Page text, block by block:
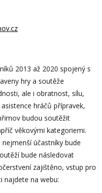
2013 až 2020 spojený s
hry a soutěže
ale i obratnost, sílu,
hráčů přípravek,
budou soutěžit
věkovými kategoriemi.
účastníky bude
bude následovat
zajištěno, vstup pro
najdete na webu: